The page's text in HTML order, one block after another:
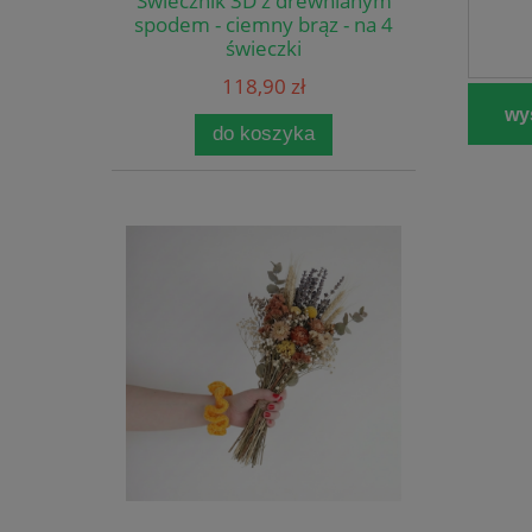
spodem - ciemny brąz - na 4
świeczki
118,90 zł
do koszyka